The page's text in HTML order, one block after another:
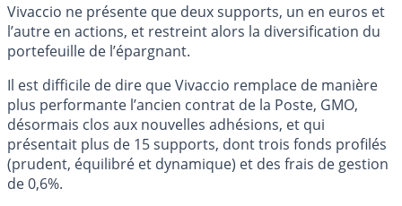
Vivaccio ne présente que deux supports, un en euros et
l’autre en actions, et restreint alors la diversification du
portefeuille de l’épargnant.
Il est difficile de dire que Vivaccio remplace de manière
plus performante l’ancien contrat de la Poste, GMO,
désormais clos aux nouvelles adhésions, et qui
présentait plus de 15 supports, dont trois fonds profilés
(prudent, équilibré et dynamique) et des frais de gestion
de 0,6%.